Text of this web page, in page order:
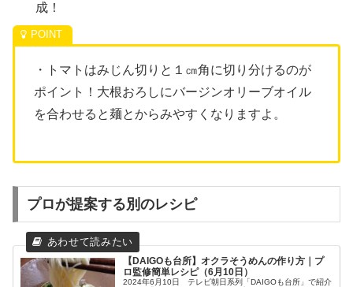
成！
・トマトはみじん切りと１㎝角に切り分けるのが
ポイント！大根おろしにバージンオリーブオイル
を合わせると麺とからみやすくなりますよ。
プロが提案する別のレシピ
【DAIGOも台所】オクラそうめんの作り方｜プ
ロ監修簡単レシピ（6月10日）
2024年6月10日 テレビ朝日系列「DAIGOも台所」で紹介